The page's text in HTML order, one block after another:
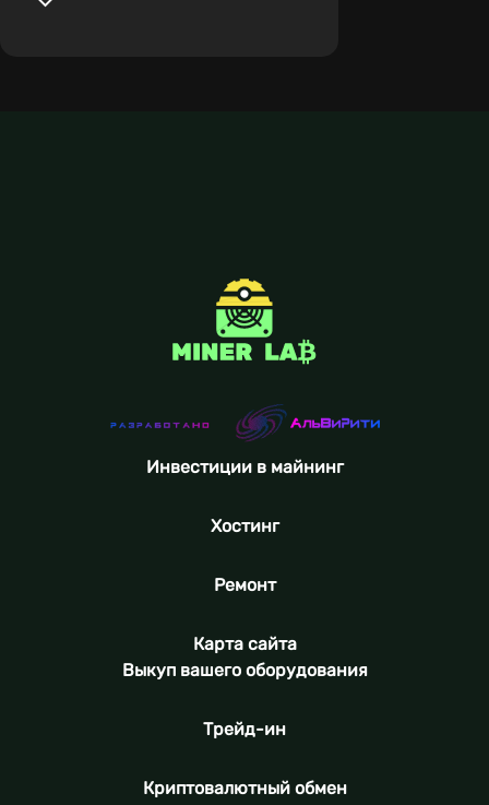
Инвестиции в майнинг
Хостинг
Ремонт
Карта сайта
Выкуп вашего оборудования
Трейд-ин
Криптовалютный обмен